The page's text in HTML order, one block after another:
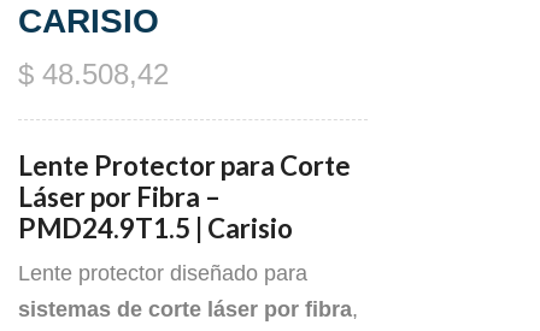
CARISIO
$ 48.508,42
Lente Protector para Corte
Láser por Fibra –
PMD24.9T1.5 | Carisio
Lente protector diseñado para
sistemas de corte láser por fibra,